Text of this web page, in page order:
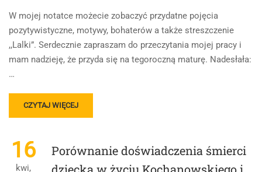
W mojej notatce możecie zobaczyć przydatne pojęcia
pozytywistyczne, motywy, bohaterów a także streszczenie
,,Lalki”. Serdecznie zapraszam do przeczytania mojej pracy i
mam nadzieję, że przyda się na tegoroczną maturę. Nadesłała:
…
READ
MORE
,,LALKA”
BOLESŁAW
PRUS
CZYTAJ WIĘCEJ
16
kwi,
Porównanie doświadczenia śmierci